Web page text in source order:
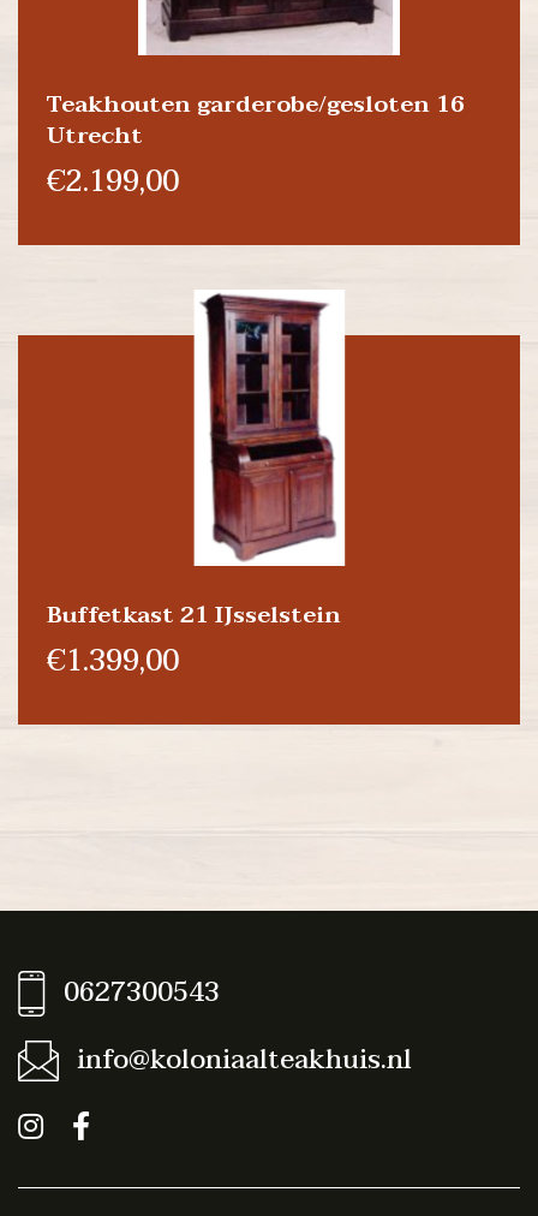
Teakhouten garderobe/gesloten 16
Utrecht
€2.199,00
Buffetkast 21 IJsselstein
€1.399,00
0627300543
info@koloniaalteakhuis.nl